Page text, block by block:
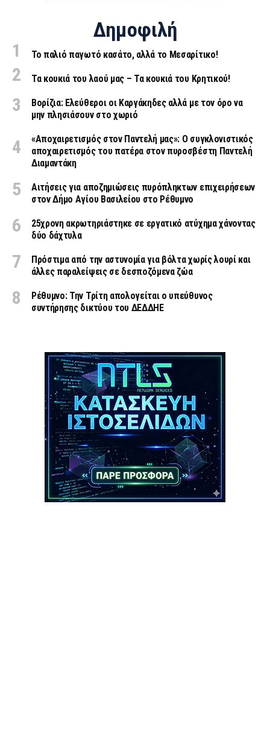
Δημοφιλή
Το παλιό παγωτό κασάτο, αλλά το Μεσαρίτικο!
Τα κουκιά του λαού μας – Τα κουκιά του Κρητικού!
Βορίζια: Ελεύθεροι οι Καργάκηδες αλλά με τον όρο να
μην πλησιάσουν στο χωριό
«Aποχαιρετισμός στον Παντελή μας»: Ο συγκλονιστικός
αποχαιρετισμός του πατέρα στον πυροσβέστη Παντελή
Διαμαντάκη
Αιτήσεις για αποζημιώσεις πυρόπληκτων επιχειρήσεων
στον Δήμο Αγίου Βασιλείου στο Ρέθυμνο
25χρονη ακρωτηριάστηκε σε εργατικό ατύχημα χάνοντας
δύο δάχτυλα
Πρόστιμα από την αστυνομία για βόλτα χωρίς λουρί και
άλλες παραλείψεις σε δεσποζόμενα ζώα
Ρέθυμνο: Την Τρίτη απολογείται ο υπεύθυνος
συντήρησης δικτύου του ΔΕΔΔΗΕ